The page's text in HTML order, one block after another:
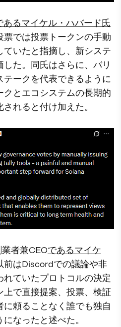
あるマイケル・ハバード氏
票では投票トークンの手動
いたと指摘し、新システ
た。同氏はさらに、バリ
ークを代表できるように
とエコシステムの長期的
れると付け加えた。
者兼CEOであるマイケ
前はDiscordでの議論や非
ていたプロトコルの決定
で直接提案、投票、検証
頼ることなく誰でも独自
なったと述べた。